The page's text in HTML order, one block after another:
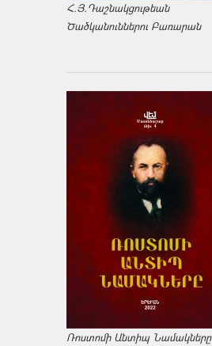
Հ.Յ.Դաշնակցութեան
Ծածկանուններու Բառարան
Ռոստոմի Անտիպ Նամակները